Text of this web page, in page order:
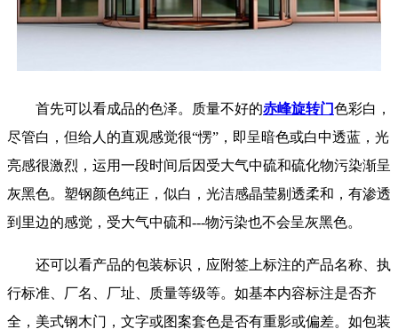
首先可以看成品的色泽。质量不好的赤峰旋转门色彩白，
尽管白，但给人的直观感觉很“愣”，即呈暗色或白中透蓝，光
亮感很激烈，运用一段时间后因受大气中硫和硫化物污染渐呈
灰黑色。塑钢颜色纯正，似白，光洁感晶莹剔透柔和，有渗透
到里边的感觉，受大气中硫和---物污染也不会呈灰黑色。
还可以看产品的包装标识，应附签上标注的产品名称、执
行标准、厂名、厂址、质量等级等。如基本内容标注是否齐
全，美式钢木门，文字或图案套色是否有重影或偏差。如包装